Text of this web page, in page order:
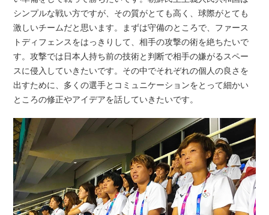
シンプルな戦い方ですが、その質がとても高く、球際がとても
激しいチームだと思います。まずは守備のところで、ファース
トディフェンスをはっきりして、相手の攻撃の術を絶ちたいで
す。攻撃では日本人持ち前の技術と判断で相手の嫌がるスペー
スに侵入していきたいです。その中でそれぞれの個人の良さを
出すために、多くの選手とコミュニケーションをとって細かい
ところの修正やアイデアを話していきたいです。